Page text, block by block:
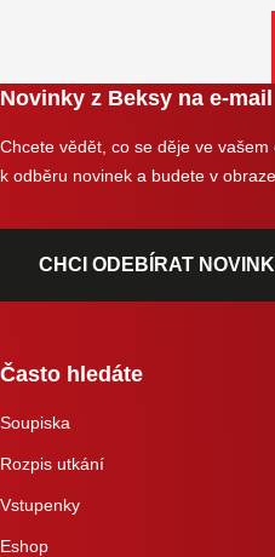
Novinky z Beksy na e-mail
Chcete vědět, co se děje ve
k odběru novinek a budete v obraze.
CHCI ODEBÍRAT
Často hledáte
Soupiska
Rozpis utkání
Vstupenky
Eshop